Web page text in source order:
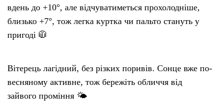
вдень до +10°, але відчуватиметься прохолодніше,
близько +7°, тож легка куртка чи пальто стануть у
пригоді 🧥
Вітерець лагідний, без різких поривів. Сонце вже по-
весняному активне, тож бережіть обличчя від
зайвого проміння 🌤